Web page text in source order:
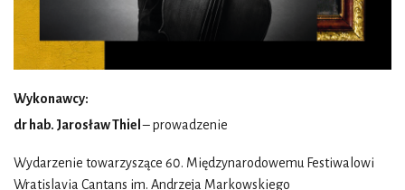
Wykonawcy:
dr hab. Jarosław Thiel– prowadzenie
Wydarzenie towarzyszące 60. Międzynarodowemu Festiwalowi
Wratislavia Cantans im. Andrzeja Markowskiego